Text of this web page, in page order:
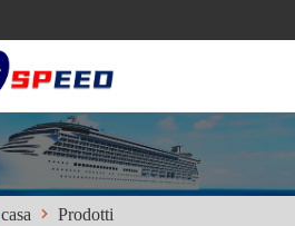
casa Prodotti